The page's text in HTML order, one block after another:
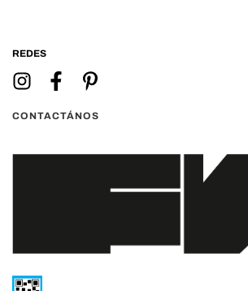
REDES
CONTACTÁNOS